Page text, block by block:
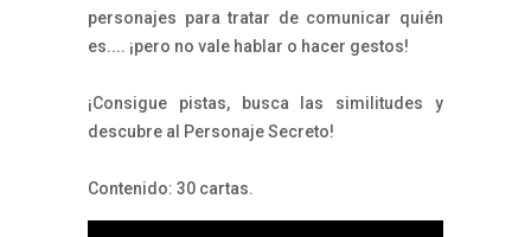
personajes para tratar de comunicar quién
es.... ¡pero no vale hablar o hacer gestos!
¡Consigue pistas, busca las similitudes y
descubre al Personaje Secreto!
Contenido: 30 cartas.